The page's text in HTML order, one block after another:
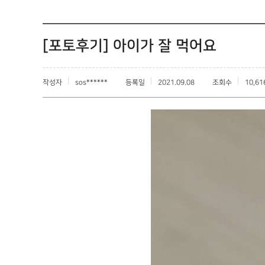
[포토후기] 아이가 잘 먹어요
작성자 sos****** 등록일 2021.09.08 조회수